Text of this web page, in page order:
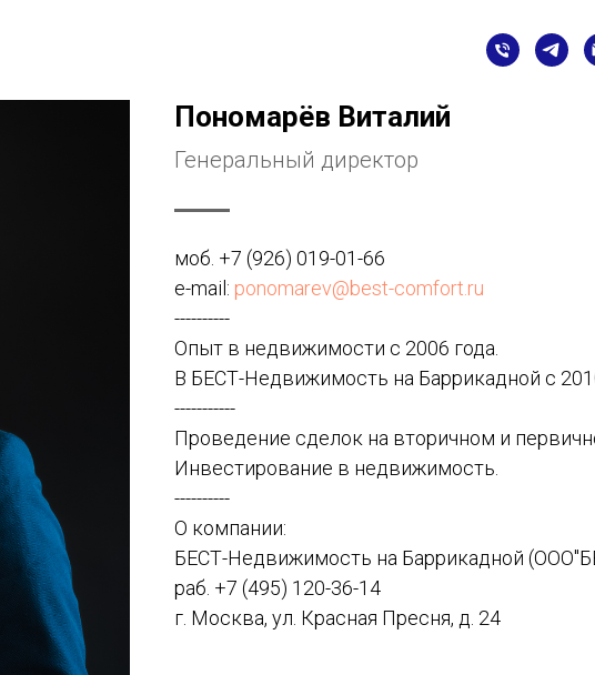
Пономарёв Виталий
Генеральный директор
моб. +7 (926) 019-01-66
e-mail: ponomarev@best-comfort.ru
----------
Опыт в недвижимости с 2006 года.
В БЕСТ-Недвижимость на Баррикадной с
-----------
Проведение сделок на вторичном и
Инвестирование в недвижимость.
----------
О компании:
БЕСТ-Недвижимость на Баррикадной
раб. +7 (495) 120-36-14
г. Москва, ул. Красная Пресня, д. 24